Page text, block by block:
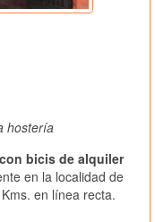
hostería
bicis de alquiler
en la localidad de
en línea recta.